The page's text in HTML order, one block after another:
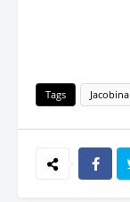
Tags Jacobina